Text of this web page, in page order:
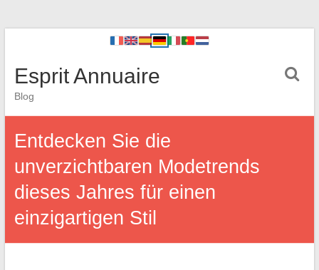
Esprit Annuaire
Blog
Entdecken Sie die
unverzichtbaren Modetrends
dieses Jahres für einen
einzigartigen Stil